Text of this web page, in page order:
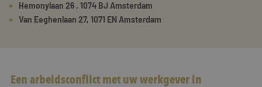
Hemonylaan 26 , 1074 BJ Amsterdam
Van Eeghenlaan 27, 1071 EN Amsterdam
Een arbeidsconflict met uw werkgever in